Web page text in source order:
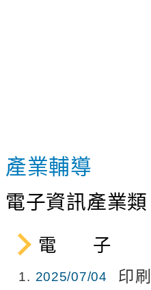
產業輔導
電子資訊產業類
電 子
1 2025/07/04
印